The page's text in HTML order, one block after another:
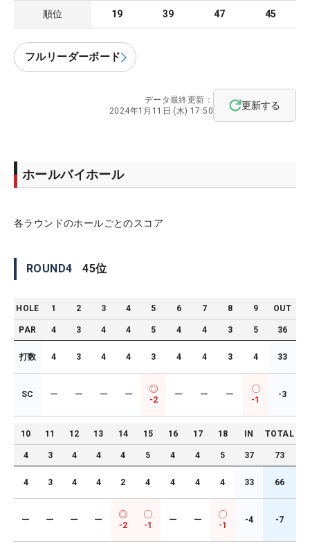
順位 19 39 47 45
フルリーダーボード
データ最終更新：
2024年1月11日 (木) 17:50
更新する
ホールバイホール
各ラウンドのホールごとのスコア
ROUND4 45位
HOLE 1 2 3 4 5 6 7 8 9 OUT
PAR 4 3 4 4 5 4 4 3 5 36
打数 4 3 4 4 3 4 4 3 4 33
SC ー ー ー ー
-2
ー ー ー
-1
-3
10 11 12 13 14 15 16 17 18 IN TOTAL
4 3 4 4 4 5 4 4 5 37 73
4 3 4 4 2 4 4 4 4 33 66
ー ー ー ー
-2 -1
ー ー
-1
-4 -7